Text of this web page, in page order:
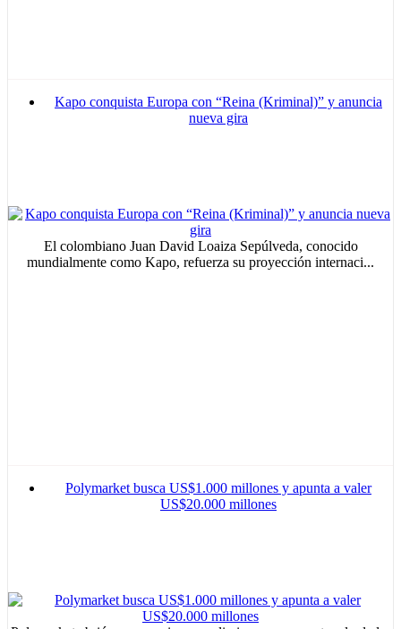
Kapo conquista Europa con “Reina (Kriminal)” y anuncia
nueva gira
El colombiano Juan David Loaiza Sepúlveda, conocido
mundialmente como Kapo, refuerza su proyección internaci...
Polymarket busca US$1.000 millones y apunta a valer
US$20.000 millones